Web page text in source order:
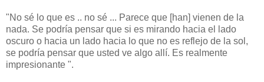
"No sé lo que es .. no sé ... Parece que [han] vienen de la
nada. Se podría pensar que si es mirando hacia el lado
oscuro o hacia un lado hacia lo que no es reflejo de la sol,
se podría pensar que usted ve algo allí. Es realmente
impresionante ".